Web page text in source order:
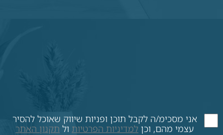
אני מסכימ/ה לקבל תוכן ופניות שיווק שאוכל להסיר
עצמי מהם, וכן למדיניות הפרטיות ול תקנון האתר